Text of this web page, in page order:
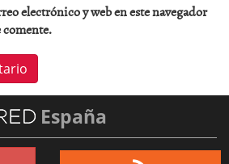
electrónico y web en este navegador
comente.
España